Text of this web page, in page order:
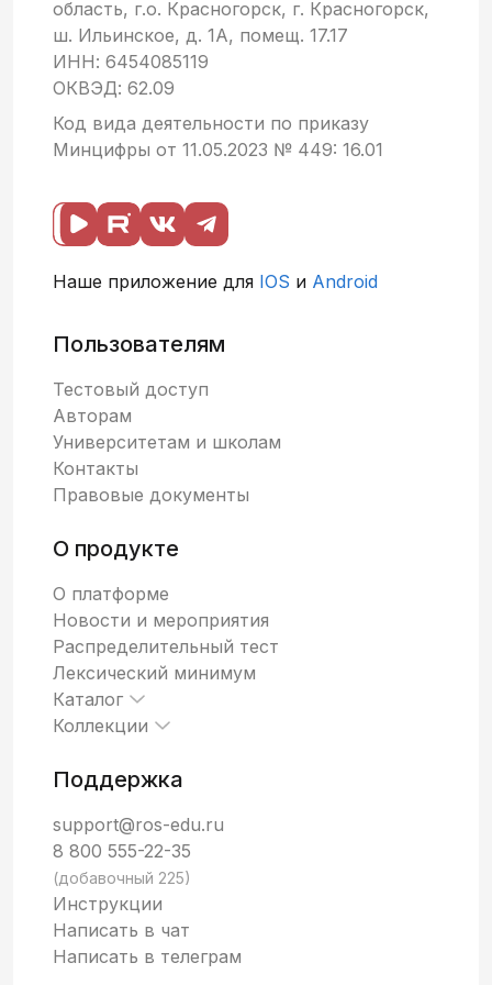
фактам о
северном
сиянии.
Путешествует
по городам
России, в
которых
увидеть
северное
только).
область, г.о. Красногорск, г. Красногорск,
ш. Ильинское, д. 1А, помещ. 17.17
ИНН: 6454085119
ОКВЭД: 62.09
Код вида деятельности по приказу
Минцифры от 11.05.2023 № 449: 16.01
Наше приложение для IOS и Android
Пользователям
Тестовый доступ
Авторам
Университетам и школам
Контакты
Правовые документы
О продукте
О платформе
Новости и мероприятия
Распределительный тест
Лексический минимум
Каталог
Коллекции
Поддержка
support@ros-edu.ru
8 800 555-22-35
(добавочный 225)
Инструкции
Написать в чат
Написать в телеграм